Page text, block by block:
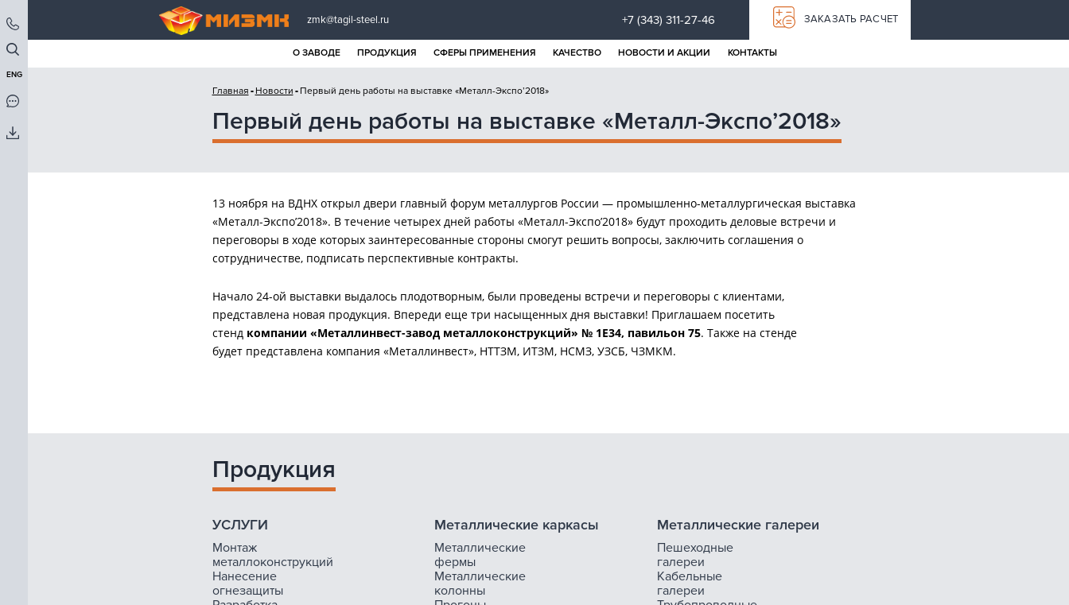
ENG
+7 (343) 311-27-46 ЗАКАЗАТЬ РАСЧЕТ
zmk@tagil-steel.ru
О ЗАВОДЕ ПРОДУКЦИЯ СФЕРЫ ПРИМЕНЕНИЯ КАЧЕСТВО НОВОСТИ И АКЦИИ КОНТАКТЫ
Главная Новости Первый день работы на выставке «Металл-Экспо’2018»
Первый день работы на выставке «Металл-Экспо’2018»
13 ноября на ВДНХ открыл двери главный форум металлургов России — промышленно-металлургическая выставка
«Металл-Экспо’2018». В течение четырех дней работы «Металл-Экспо’2018» будут проходить деловые встречи и
переговоры в ходе которых заинтересованные стороны смогут решить вопросы, заключить соглашения о
сотрудничестве, подписать перспективные контракты.
Начало 24-ой выставки выдалось плодотворным, были проведены встречи и переговоры с клиентами,
представлена новая продукция. Впереди еще три насыщенных дня выставки! Приглашаем посетить
стенд компании «Металлинвест-завод металлоконструкций» № 1Е34, павильон 75. Также на стенде
будет представлена компания «Металлинвест», НТТЗМ, ИТЗМ, НСМЗ, УЗСБ, ЧЗМКМ.
Продукция
УСЛУГИ
Монтаж
металлоконструкций
Нанесение
огнезащиты
Металлические каркасы
Металлические
фермы
Металлические
колонны
Металлические галереи
Пешеходные
галереи
Кабельные
галереи